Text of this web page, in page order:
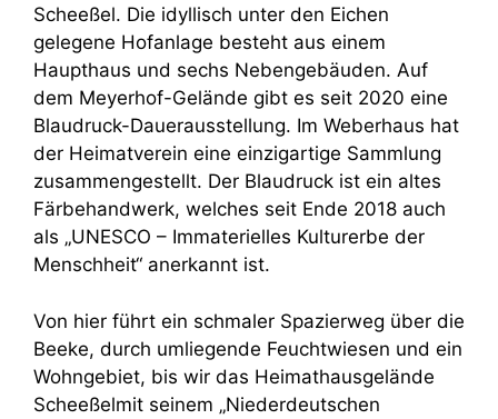
Scheeßel. Die idyllisch unter den Eichen
gelegene Hofanlage besteht aus einem
Haupthaus und sechs Nebengebäuden. Auf
dem Meyerhof-Gelände gibt es seit 2020 eine
Blaudruck-Dauerausstellung. Im Weberhaus hat
der Heimatverein eine einzigartige Sammlung
zusammengestellt. Der Blaudruck ist ein altes
Färbehandwerk, welches seit Ende 2018 auch
als „UNESCO – Immaterielles Kulturerbe der
Menschheit“ anerkannt ist.
Von hier führt ein schmaler Spazierweg über die
Beeke, durch umliegende Feuchtwiesen und ein
Wohngebiet, bis wir das Heimathausgelände
Scheeßelmit seinem „Niederdeutschen